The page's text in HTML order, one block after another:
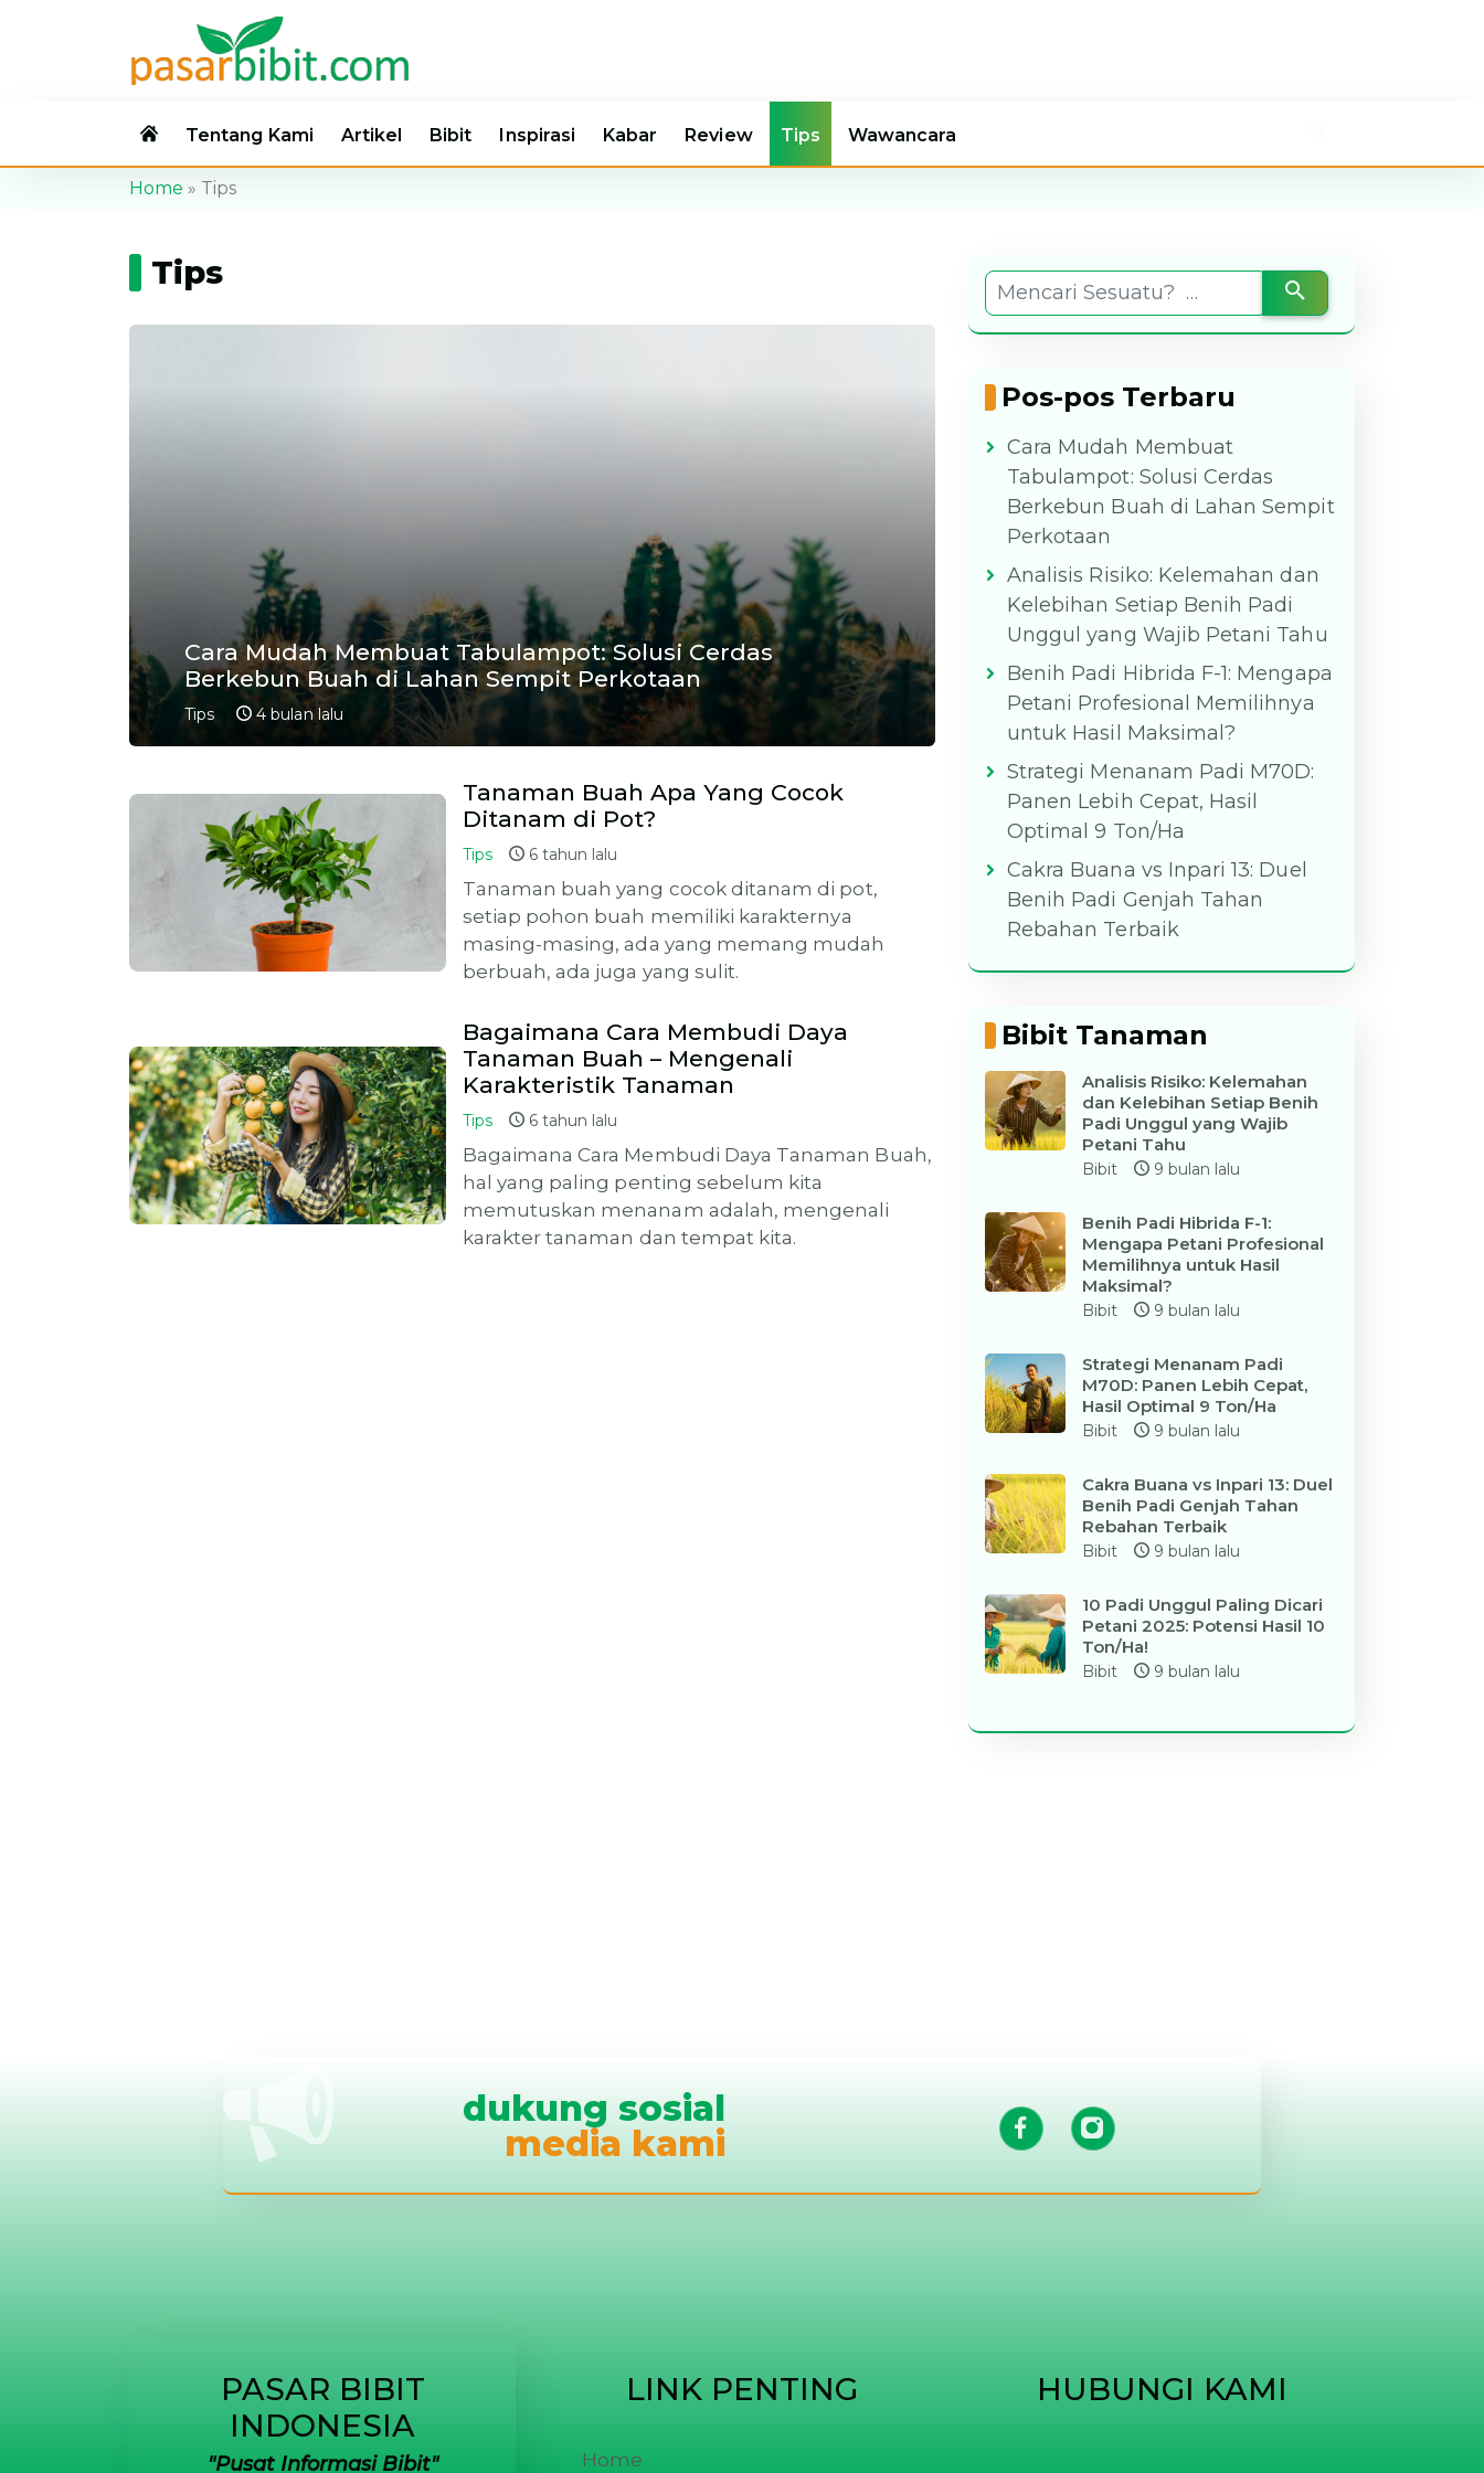
Tentang Kami Artikel Bibit Inspirasi Kabar Review Tips Wawancara
Home » Tips
Tips
Cara Mudah Membuat Tabulampot: Solusi Cerdas
Berkebun Buah di Lahan Sempit Perkotaan
Tips 4 bulan lalu
Tanaman Buah Apa Yang Cocok
Ditanam di Pot?
Tips 6 tahun lalu
Tanaman buah yang cocok ditanam di pot,
setiap pohon buah memiliki karakternya
masing-masing, ada yang memang mudah
berbuah, ada juga yang sulit.
Bagaimana Cara Membudi Daya
Tanaman Buah – Mengenali
Karakteristik Tanaman
Tips 6 tahun lalu
Bagaimana Cara Membudi Daya Tanaman Buah,
hal yang paling penting sebelum kita
memutuskan menanam adalah, mengenali
karakter tanaman dan tempat kita.
Pos-pos Terbaru
Cara Mudah Membuat
Tabulampot: Solusi Cerdas
Berkebun Buah di Lahan Sempit
Perkotaan
Analisis Risiko: Kelemahan dan
Kelebihan Setiap Benih Padi
Unggul yang Wajib Petani Tahu
Benih Padi Hibrida F-1: Mengapa
Petani Profesional Memilihnya
untuk Hasil Maksimal?
Strategi Menanam Padi M70D:
Panen Lebih Cepat, Hasil
Optimal 9 Ton/Ha
Cakra Buana vs Inpari 13: Duel
Benih Padi Genjah Tahan
Rebahan Terbaik
Bibit Tanaman
Analisis Risiko: Kelemahan
dan Kelebihan Setiap Benih
Padi Unggul yang Wajib
Petani Tahu
Bibit 9 bulan lalu
Benih Padi Hibrida F-1:
Mengapa Petani Profesional
Memilihnya untuk Hasil
Maksimal?
Bibit 9 bulan lalu
Strategi Menanam Padi
M70D: Panen Lebih Cepat,
Hasil Optimal 9 Ton/Ha
Bibit 9 bulan lalu
Cakra Buana vs Inpari 13: Duel
Benih Padi Genjah Tahan
Rebahan Terbaik
Bibit 9 bulan lalu
10 Padi Unggul Paling Dicari
Petani 2025: Potensi Hasil 10
Ton/Ha!
Bibit 9 bulan lalu
dukung sosial
media kami
PASAR BIBIT
INDONESIA
Pusat Informasi Bibit
LINK PENTING
Home
HUBUNGI KAMI